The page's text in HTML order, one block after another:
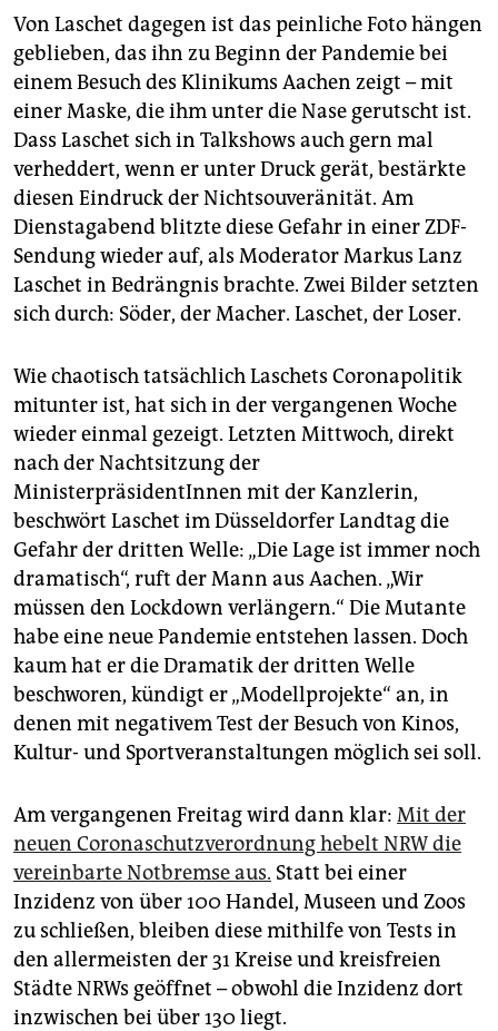
Von Laschet dagegen ist das peinliche Foto hängen
geblieben, das ihn zu Beginn der Pandemie bei
einem Besuch des Klinikums Aachen zeigt – mit
einer Maske, die ihm unter die Nase gerutscht ist.
Dass Laschet sich in Talkshows auch gern mal
verheddert, wenn er unter Druck gerät, bestärkte
diesen Eindruck der Nichtsouveränität. Am
Dienstagabend blitzte diese Gefahr in einer ZDF-
Sendung wieder auf, als Moderator Markus Lanz
Laschet in Bedrängnis brachte. Zwei Bilder setzten
sich durch: Söder, der Macher. Laschet, der Loser.
Wie chaotisch tatsächlich Laschets Coronapolitik
mitunter ist, hat sich in der vergangenen Woche
wieder einmal gezeigt. Letzten Mittwoch, direkt
nach der Nachtsitzung der
MinisterpräsidentInnen mit der Kanzlerin,
beschwört Laschet im Düsseldorfer Landtag die
Gefahr der dritten Welle: „Die Lage ist immer noch
dramatisch“, ruft der Mann aus Aachen. „Wir
müssen den Lockdown verlängern.“ Die Mutante
habe eine neue Pandemie entstehen lassen. Doch
kaum hat er die Dramatik der dritten Welle
beschworen, kündigt er „Modellprojekte“ an, in
denen mit negativem Test der Besuch von Kinos,
Kultur- und Sportveranstaltungen möglich sei soll.
Am vergangenen Freitag wird dann klar: Mit der
neuen Coronaschutzverordnung hebelt NRW die
vereinbarte Notbremse aus. Statt bei einer
Inzidenz von über 100 Handel, Museen und Zoos
zu schließen, bleiben diese mithilfe von Tests in
den allermeisten der 31 Kreise und kreisfreien
Städte NRWs geöffnet – obwohl die Inzidenz dort
inzwischen bei über 130 liegt.